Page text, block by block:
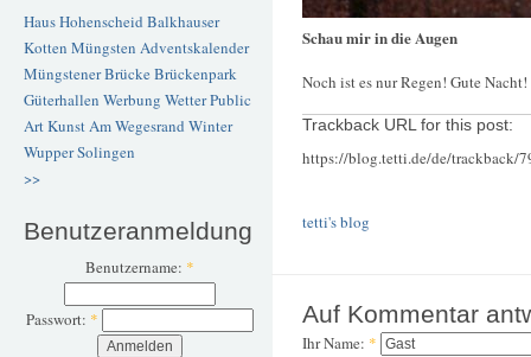
Haus Hohenscheid Balkhauser
Kotten Müngsten Adventskalender
Müngstener BrückeBrückenpark
Güterhallen Werbung WetterPublic
ArtKunstAm Wegesrand Winter
WupperSolingen
>>
Benutzeranmeldung
Benutzername: *
Passwort: *
Schau mir in die Augen
Noch ist es nur Regen! Gute Nacht!
Trackback URL for this post:
https://blog.tetti.de/de/trackback/
tetti's blog
Auf Kommentar
Ihr Name: *